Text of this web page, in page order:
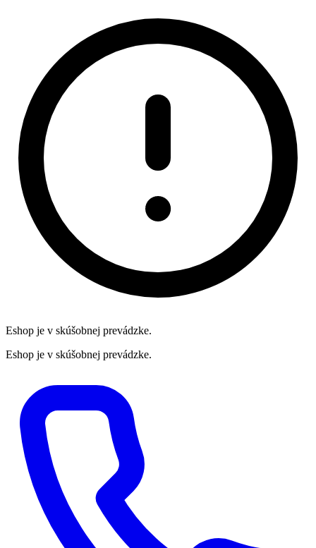
Eshop je v skúšobnej prevádzke.
Eshop je v skúšobnej prevádzke.
obsah